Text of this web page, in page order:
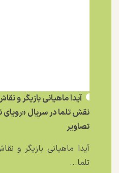
آیدا ماهیانی بازیگر و
نقش تلما در سریال
تصاویر
آیدا ماهیانی بازیگر و
تلما...